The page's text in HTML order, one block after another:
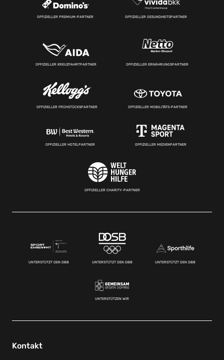
OFFIZIELLER PREMIUM-PARTNER OFFIZIELLER GESUNDHEITSPARTNER
OFFIZIELLER KREUZFAHRTPARTNER OFFIZIELLER ERNÄHRUNGSPARTNER
OFFIZIELLER FRÜHSTÜCKSPARTNER OFFIZIELLER MOBILITÄTS-PARTNER
OFFIZIELLER HOTELPARTNER OFFIZIELLER MEDIENPARTNER
OFFIZIELLER CHARITY-PARTNER
UNTERSTÜTZT DEN DBB UNTERSTÜTZT DEN DBB UNTERSTÜTZT DEN DBB
UNTERSTÜTZEN WIR
Kontakt